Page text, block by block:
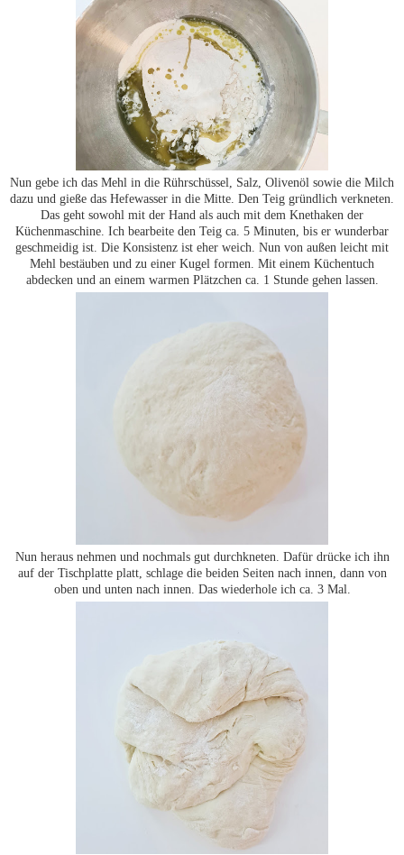
Nun gebe ich das Mehl in die Rührschüssel, Salz, Olivenöl sowie die Milch
dazu und gieße das Hefewasser in die Mitte. Den Teig gründlich verkneten.
Das geht sowohl mit der Hand als auch mit dem Knethaken der
Küchenmaschine. Ich bearbeite den Teig ca. 5 Minuten, bis er wunderbar
geschmeidig ist. Die Konsistenz ist eher weich. Nun von außen leicht mit
Mehl bestäuben und zu einer Kugel formen. Mit einem Küchentuch
abdecken und an einem warmen Plätzchen ca. 1 Stunde gehen lassen.
Nun heraus nehmen und nochmals gut durchkneten. Dafür drücke ich ihn
auf der Tischplatte platt, schlage die beiden Seiten nach innen, dann von
oben und unten nach innen. Das wiederhole ich ca. 3 Mal.